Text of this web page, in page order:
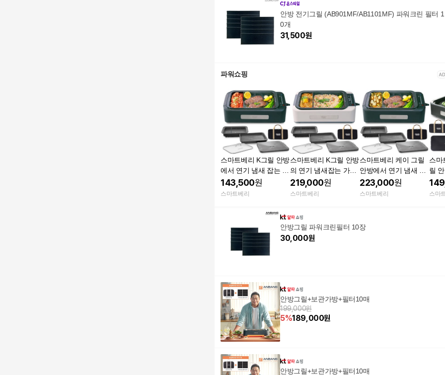
안방 전기그릴 (AB901MF/AB1101MF) 파워크린 필터 1
0개
31,500원
파워쇼핑
스마트베리 K그릴 안방
에서 연기 냄새 잡는 가
정용 대형 전기그릴 만
능요리 짬짜팬 대형전
143,500원
스마트베리
스마트베리 K그릴 안방
의 연기 냄새잡는 가정
용 대형 전기그릴 와이
드 짬짜팬풀세트 뚜껑
219,000원
스마트베리
스마트베리 케이 그릴
안방에서 연기 냄새 잡
는 가정용 대형 전기그
릴 팬 짬짜팬세트 와이
223,000원
스마트베리
스마
릴
잡는
전
스마
안방그릴 파워크린필터 10장
30,000원
안방그릴+보관가방+필터10매
199,000원
5%189,000원
안방그릴+보관가방+필터10매